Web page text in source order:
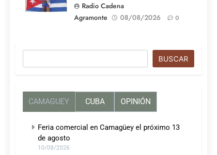
Radio Cadena
Agramonte
08/08/2026 0
BUSCAR
CAMAGUEY CUBA OPINIÓN
Feria comercial en Camagüey el próximo 13
de agosto
10/08/2026